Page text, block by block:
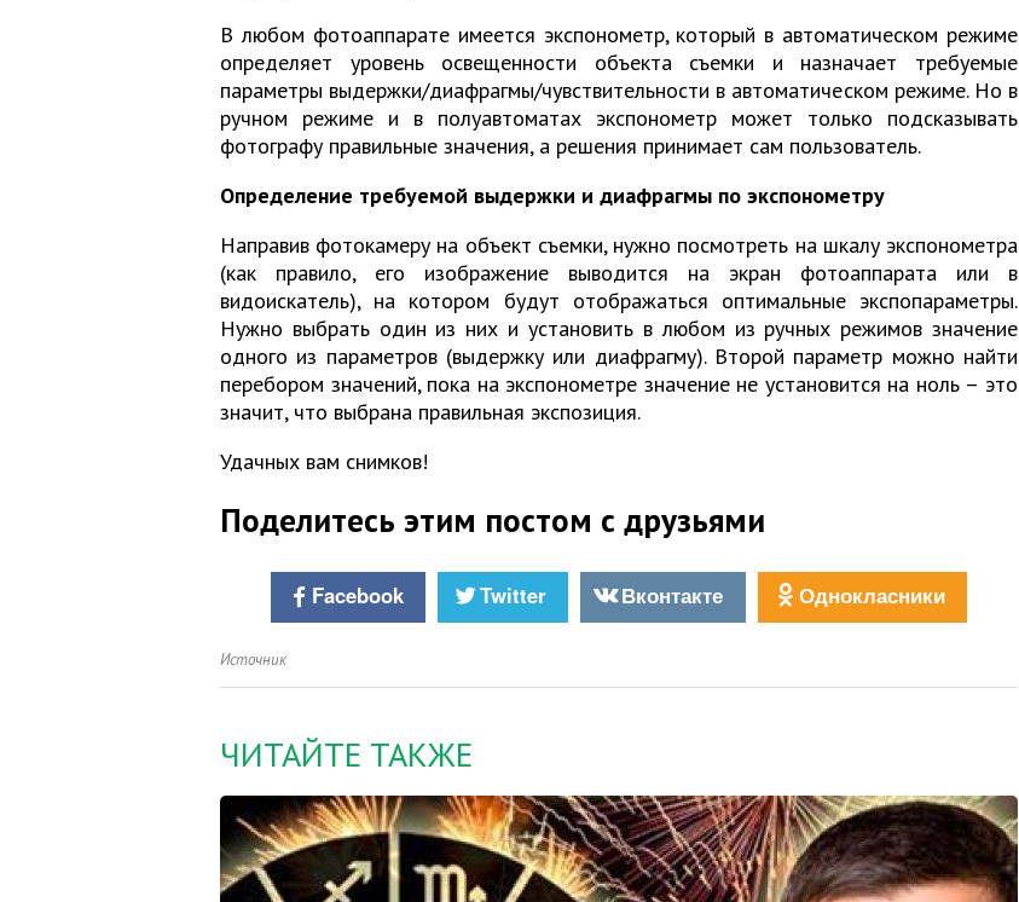
В любом фотоаппарате имеется экспонометр, который в автоматическом режиме
определяет уровень освещенности объекта съемки и назначает требуемые
параметры выдержки/диафрагмы/чувствительности в автоматическом режиме. Но в
ручном режиме и в полуавтоматах экспонометр может только подсказывать
фотографу правильные значения, а решения принимает сам пользователь.
Определение требуемой выдержки и диафрагмы по экспонометру
Направив фотокамеру на объект съемки, нужно посмотреть на шкалу экспонометра
(как правило, его изображение выводится на экран фотоаппарата или в
видоискатель), на котором будут отображаться оптимальные экспопараметры.
Нужно выбрать один из них и установить в любом из ручных режимов значение
одного из параметров (выдержку или диафрагму). Второй параметр можно найти
перебором значений, пока на экспонометре значение не установится на ноль – это
значит, что выбрана правильная экспозиция.
Удачных вам снимков!
Поделитесь этим постом с друзьями
Facebook Twitter Вконтакте Однокласники
Источник
ЧИТАЙТЕ ТАКЖЕ